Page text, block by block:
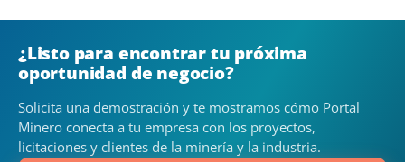
¿Listo para encontrar tu próxima
oportunidad de negocio?
Solicita una demostración y te mostramos cómo Portal
Minero conecta a tu empresa con los proyectos,
licitaciones y clientes de la minería y la industria.